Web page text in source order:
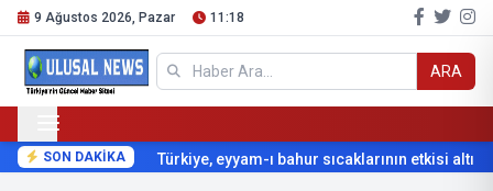
9 Ağustos 2026, Pazar 11:18
ARA
SON DAKİKA Türkiye, eyyam-ı bahur sıcaklarının etkisi